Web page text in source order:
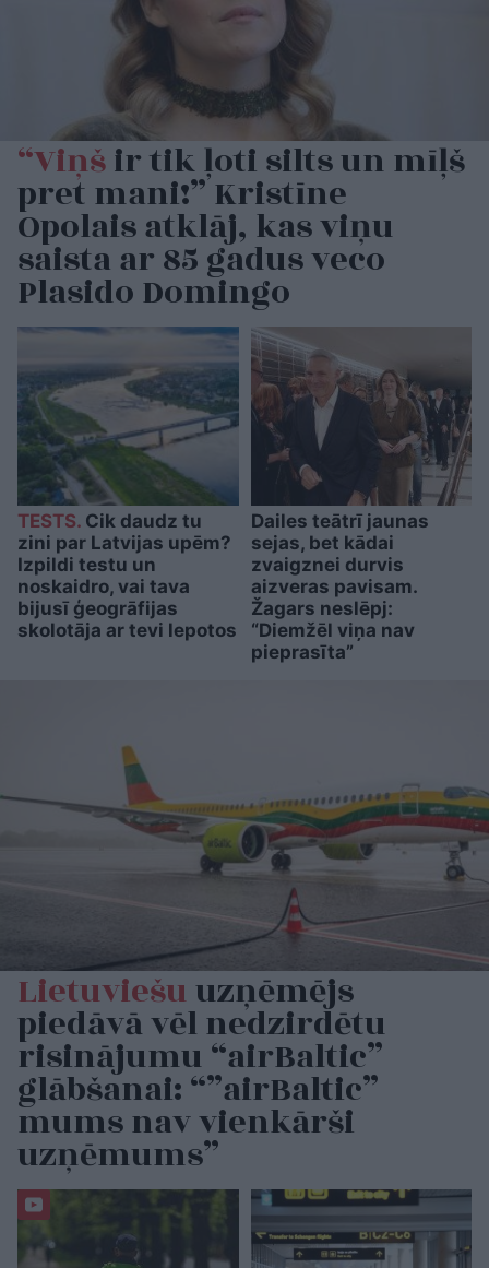
“Viņšir tik ļoti silts un mīļš
pret mani!” Kristīne
Opolais atklāj, kas viņu
saista ar 85 gadus veco
Plasido Domingo
TESTS. Cik daudz tu
zini par Latvijas upēm?
Izpildi testu un
noskaidro, vai tava
bijusī ģeogrāfijas
skolotāja ar tevi lepotos
Dailes teātrī jaunas
sejas, bet kādai
zvaigznei durvis
aizveras pavisam.
Žagars neslēpj:
“Diemžēl viņa nav
pieprasīta”
Lietuviešuuzņēmējs
piedāvā vēl nedzirdētu
risinājumu “airBaltic”
glābšanai: “”airBaltic”
mums nav vienkārši
uzņēmums”